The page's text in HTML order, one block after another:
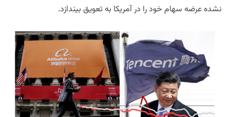
نشده عرضه سهام خود را در آمریکا به تعویق بیندازد.